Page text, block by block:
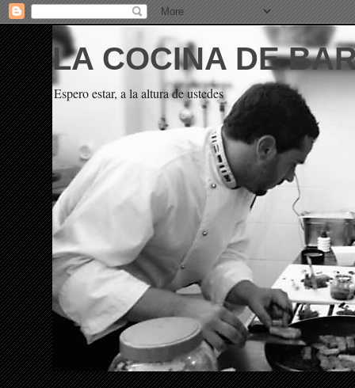
LA COCINA DE
Espero estar, a la altura de ustedes